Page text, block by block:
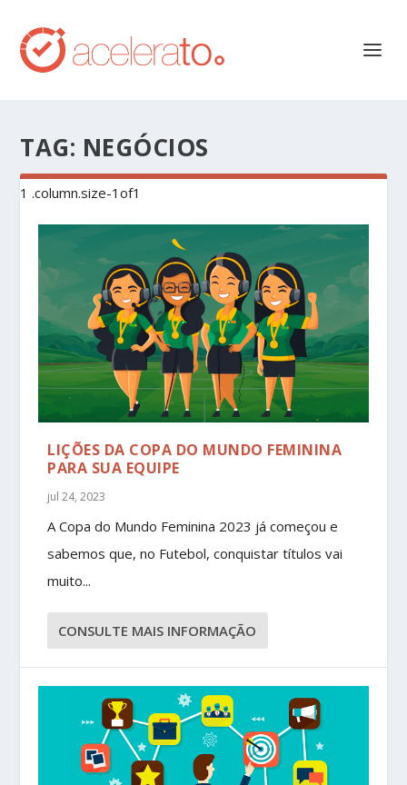
TAG: NEGÓCIOS
LIÇÕES DA COPA DO MUNDO FEMININA
PARA SUA EQUIPE
jul 24, 2023
A Copa do Mundo Feminina 2023 já começou e
sabemos que, no Futebol, conquistar títulos vai
muito...
CONSULTE MAIS INFORMAÇÃO